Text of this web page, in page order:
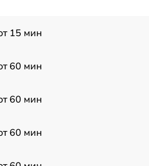
15 мин
60 мин
60 мин
60 мин